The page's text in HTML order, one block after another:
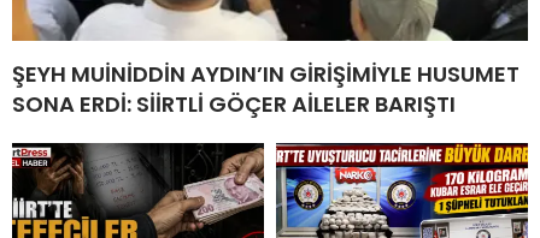
ŞEYH MUİNİDDİN AYDIN’IN GİRİŞİMİYLE HUSUMET
SONA ERDİ: SİİRTLİ GÖÇER AİLELER BARIŞTI